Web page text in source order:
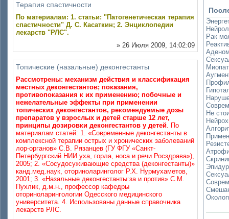
Терапия спастичности
По материалам: 1. статьи: "Патогенетическая терапия
спастичности" Д. С. Касаткин; 2. Энциклопедии
лекарств "РЛС".
» 26 Июля 2009, 14:02:09
Топические (назальные) деконгестанты
Рассмотрены: механизм действия и классификация
местных деконгестантов; показания,
противопоказания к их применению; побочные и
нежелательные эффекты при применении
топических деконгестантов, рекомендуемые дозы
препаратов у взрослых и детей старше 12 лет,
принципы дозировки деконгестантов у детей. По
материалам статей: 1. «Современные деконгестанты в
комплексной терапии острых и хронических заболеваний
лор-органов» С.В. Рязанцев (ГУ ФГУ «Санкт-
Петербургский НИИ уха, горла, носа и речи Росздрава»),
2005; 2. «Сосудосуживающие средства (деконгестанты)»
канд.мед.наук, оториноларинголог Р.Х. Нурмухаметов,
2001; 3. «Назальные деконгестанты:за и против» С.М.
Пухлик, д.м.н., профессор кафедры
оториноларингологии Одесского медицинского
университета. 4. Использованы данные справочника
лекарств РЛС.
Рак
Не